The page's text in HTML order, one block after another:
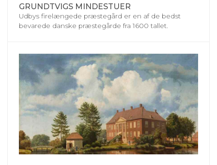
GRUNDTVIGS MINDESTUER
Udbys firelængede præstegård er en af de bedst
bevarede danske præstegårde fra 1600 tallet.